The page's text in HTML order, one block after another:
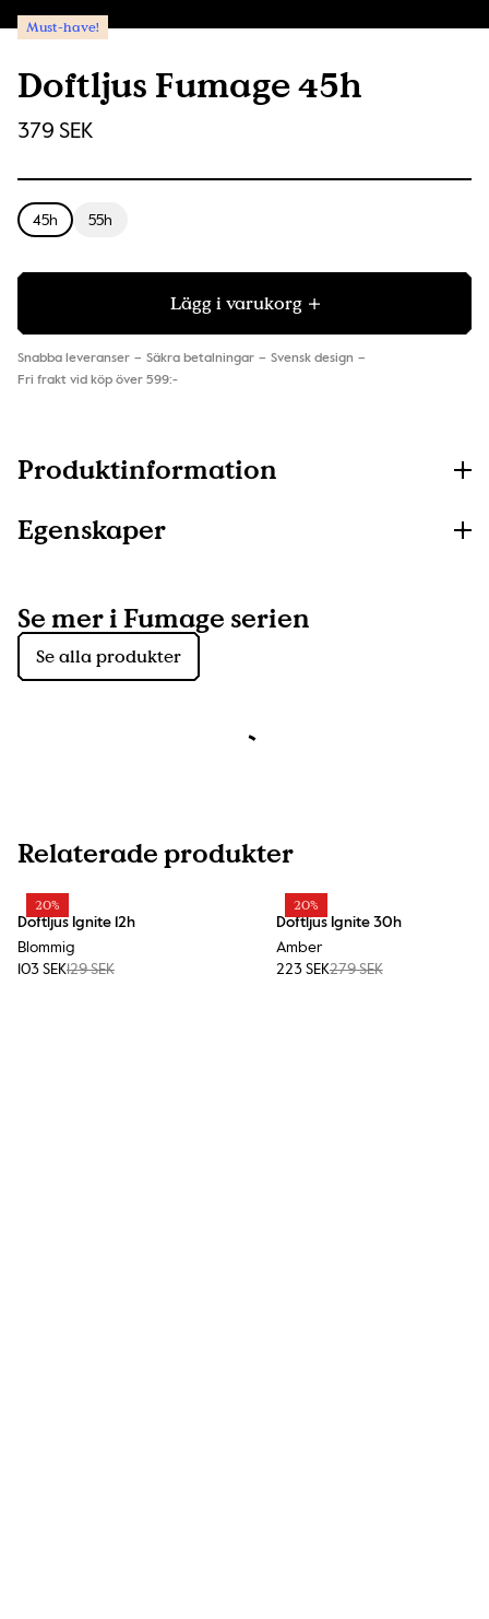
Doftljus Fumage 45h
Must-have!
379 SEK
45h 55h
Lägg i varukorg
Snabba leveranser Säkra betalningar
Svensk design
Fri frakt vid köp över 599:-
Produktinformation
Egenskaper
Se mer i Fumage serien
Se alla produkter
Relaterade produkter
20%
Doftljus Ignite 12h
Blommig
103 SEK129 SEK
20%
Doftljus Ignite 30h
Amber
223 SEK279 SEK